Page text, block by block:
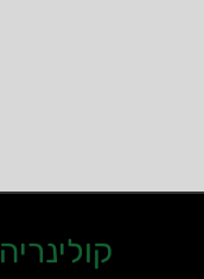
קולינריה